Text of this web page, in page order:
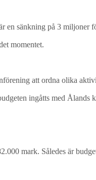
en sänkning på 3 miljoner
momentet.
att ordna olika
ingåtts med Ålands
mark. Således är